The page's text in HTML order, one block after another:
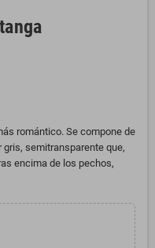
romántico. Se compone de
semitransparente que,
encima de los pechos,